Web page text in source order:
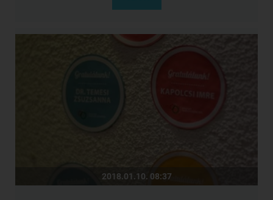
2018.01.10. 08:37